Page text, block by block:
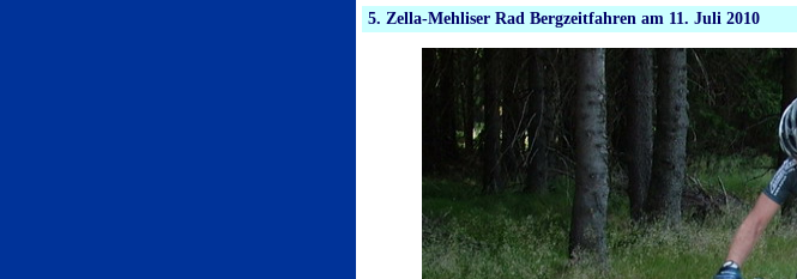
5. Zella-Mehliser Rad Bergzeitfahren am 11. Juli 2010